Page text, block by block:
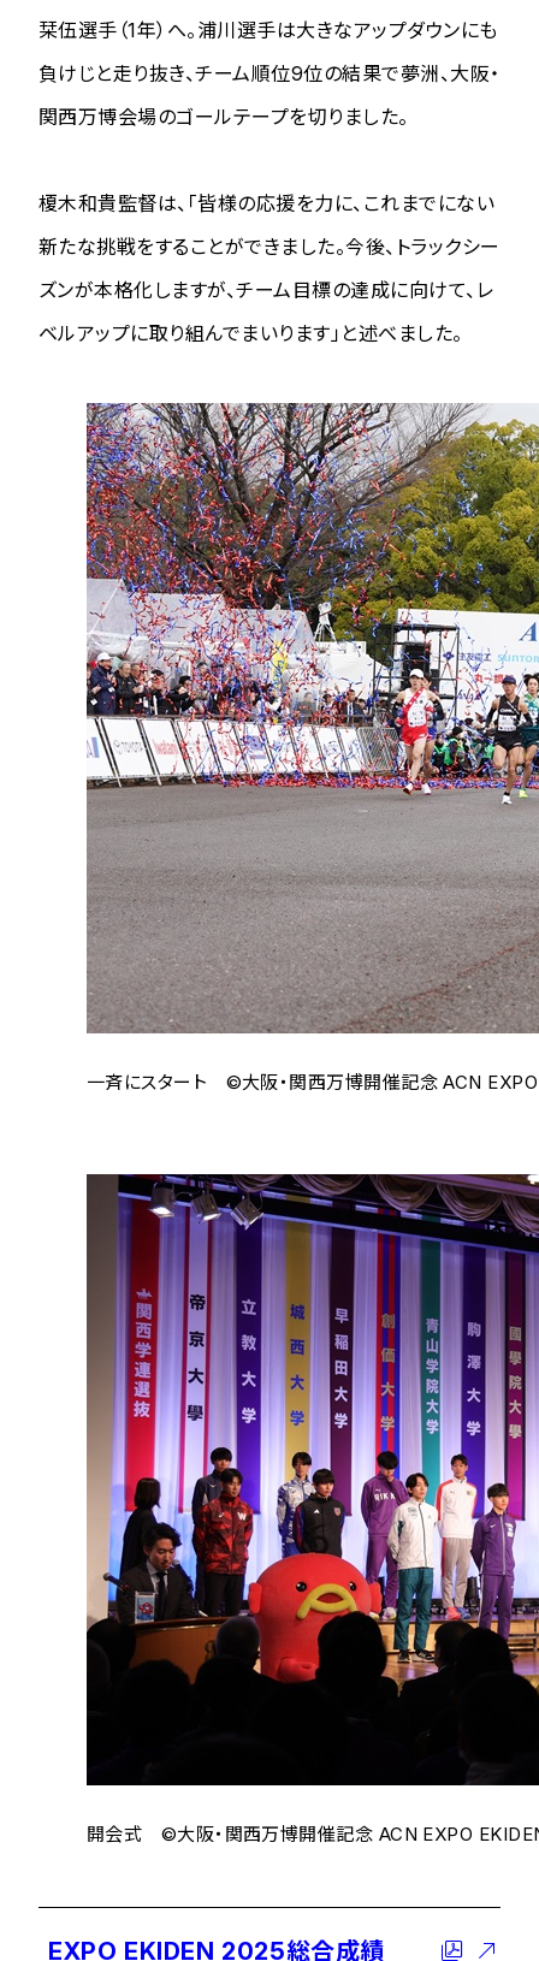
栞伍選手（1年）へ。浦川選手は大きなアップダウンにも
負けじと走り抜き、チーム順位9位の結果で夢洲、大阪・
関西万博会場のゴールテープを切りました。
榎木和貴監督は、「皆様の応援を力に、これまでにない
新たな挑戦をすることができました。今後、トラックシー
ズンが本格化しますが、チーム目標の達成に向けて、レ
ベルアップに取り組んでまいります」と述べました。
一斉にスタート ©大阪・関西万博開催記念 ACN
開会式 ©大阪・関西万博開催記念 ACN EXPO
EXPO EKIDEN 2025総合成績